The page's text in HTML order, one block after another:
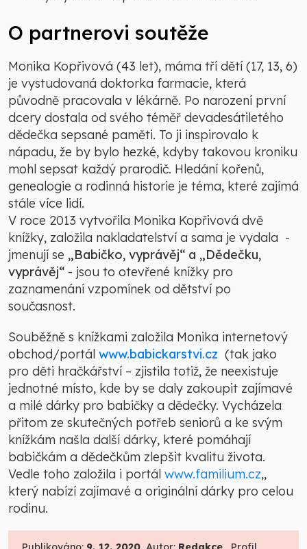
O partnerovi soutěže
Monika Kopřivová (43 let), máma tří dětí (17, 13, 6)
je vystudovaná doktorka farmacie, která
původně pracovala v lékárně. Po narození první
dcery dostala od svého téměř devadesátiletého
dědečka sepsané paměti. To ji inspirovalo k
nápadu, že by bylo hezké, kdyby takovou kroniku
mohl sepsat každý prarodič. Hledání kořenů,
genealogie a rodinná historie je téma, které zajímá
stále více lidí.
V roce 2013 vytvořila Monika Kopřivová dvě
knížky, založila nakladatelství a sama je vydala -
jmenují se „Babičko, vyprávěj“ a „Dědečku,
vyprávěj“ - jsou to otevřené knížky pro
zaznamenání vzpomínek od dětství po
současnost.
Souběžně s knížkami založila Monika internetový
obchod/portál www.babickarstvi.cz (tak jako
pro děti hračkářství – zjistila totiž, že neexistuje
jednotné místo, kde by se daly zakoupit zajímavé
a milé dárky pro babičky a dědečky. Vycházela
přitom ze skutečných potřeb seniorů a ke svým
knížkám našla další dárky, které pomáhají
babičkám a dědečkům zlepšit kvalitu života.
Vedle toho založila i portál www.familium.cz,,
který nabízí zajímavé a originální dárky pro celou
rodinu.